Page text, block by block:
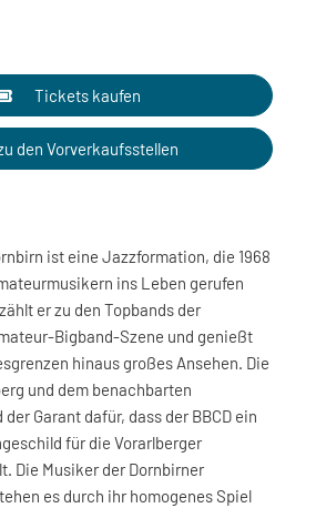
Tickets kaufen
den Vorverkaufsstellen
ist eine Jazzformation, die 1968
ins Leben gerufen
er zu den Topbands der
Bigband-Szene und genießt
hinaus großes Ansehen. Die
und dem benachbarten
Garant dafür, dass der BBCD ein
für die Vorarlberger
Die Musiker der Dornbirner
es durch ihr homogenes Spiel